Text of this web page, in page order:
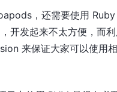
，还需要使用
开发起来不太方便，而
来保证大家可以使用